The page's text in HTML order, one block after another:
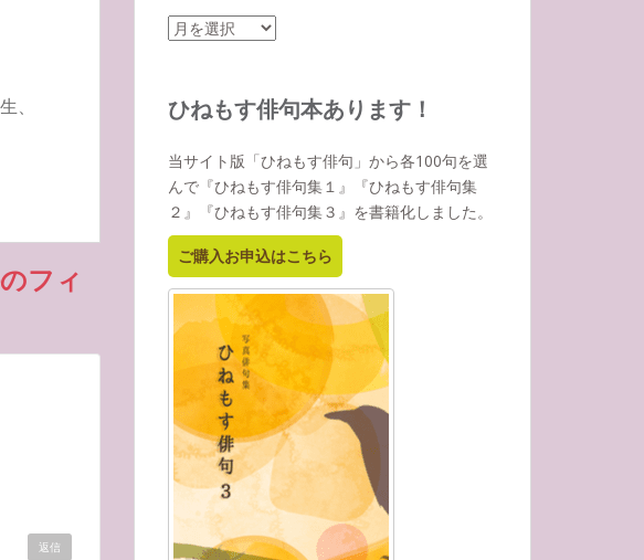
、
フィ
返信
ア
イ
ひねもす俳句本あります！
当サイト版「ひねもす俳句」から各100句を選
んで『ひねもす俳句集１』『ひねもす俳句集
２』『ひねもす俳句集３』を書籍化しました。
ご購入お申込はこちら